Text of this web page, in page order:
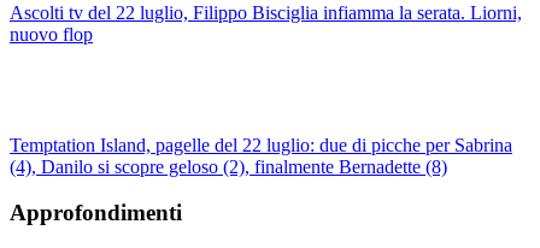
Ascolti tv del 22 luglio, Filippo Bisciglia infiamma la serata. Liorni,
nuovo flop
Temptation Island, pagelle del 22 luglio: due di picche per Sabrina
(4), Danilo si scopre geloso (2), finalmente Bernadette (8)
Approfondimenti